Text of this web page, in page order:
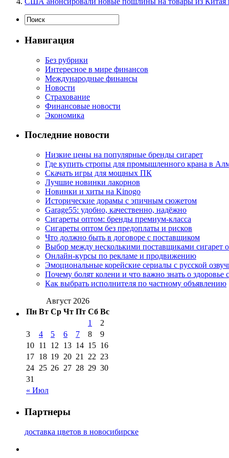
Навигация
Без рубрики
Интересное в мире финансов
Международные финансы
Новости
Страхование
Финансовые новости
Экономика
Последние новости
Низкие цены на популярные бренды сигарет
Где купить стропы для промышленного крана в
Скачать игры для мощных ПК
Лучшие новинки лакорнов
Новинки и хиты на Kinogo
Исторические дорамы с эпичным сюжетом
Garage55: удобно, качественно, надёжно
Сигареты оптом: бренды премиум-класса
Сигареты оптом без предоплаты и рисков
Что должно быть в договоре с поставщиком
Выбор между несколькими поставщиками сигарет
Онлайн-курсы по рекламе и продвижению
Эмоциональные корейские сериалы с русской
Почему болят колени и что важно знать о здоровье
Как выбрать исполнителя по частному объявлению
Август 2026
Пн Вт Ср Чт Пт Сб Вс
« Июл
1
2
3
4 5 6 7 8
9
10 11 12 13 14 15 16
17 18 19 20 21 22 23
24 25 26 27 28 29 30
31
Партнеры
доставка цветов в новосибирске